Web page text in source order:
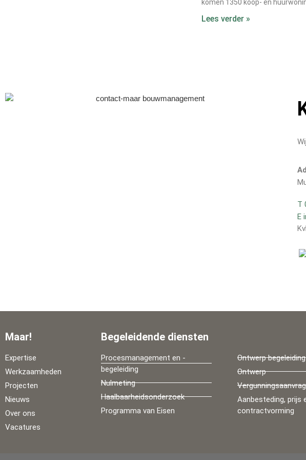
komen 1350 koop- en
Lees verder »
T
E
Maar!
Expertise
Werkzaamheden
Projecten
Nieuws
Over ons
Vacatures
Begeleidende diensten
Procesmanagement en -
begeleiding
Nulmeting
Haalbaarheidsonderzoek
Programma van Eisen
Ontwerp begeleiding
Ontwerp
Aanbesteding, prijs
contractvorming